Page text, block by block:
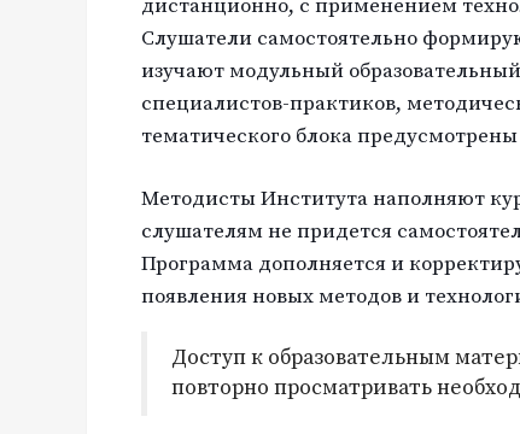
дистанционно, с применением
Слушатели самостоятельно
изучают модульный
специалистов-практиков,
тематического блока
Методисты Института наполняют
слушателям не придется
Программа дополняется и
появления новых методов и
Доступ к образовательным
повторно просматривать